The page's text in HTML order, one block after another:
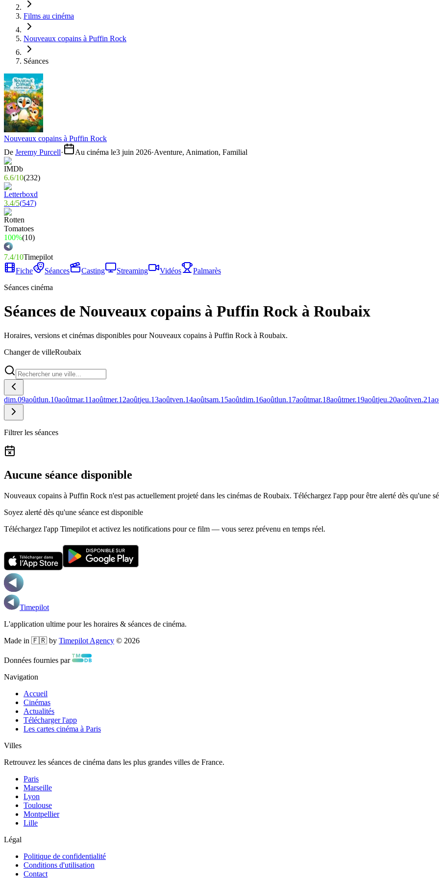
Films au cinéma
Nouveaux copains à Puffin Rock
Séances
Nouveaux copains à Puffin Rock
De Jeremy Purcell· Au cinéma le3 juin 2026·Aventure, Animation, Familial
6.6/10(232)
3.4/5(547)
100%(10)
7.4/10Timepilot
Fiche
Séances Casting Streaming Vidéos
Palmarès
Séances cinéma
Séances de Nouveaux copains à Puffin Rock à Roubaix
Horaires, versions et cinémas disponibles pour Nouveaux copains à Puffin Rock à Roubaix.
Changer de villeRoubaix
dim.09aoûtlun.10aoûtmar.11aoûtmer.12aoûtjeu.13aoûtven.14aoûtsam.15aoûtdim.16aoûtlun.17aoûtmar.18aoûtmer.19aoûtjeu.20aoûtven.21
Filtrer les séances
Aucune séance disponible
Nouveaux copains à Puffin Rock n'est pas actuellement projeté dans les cinémas de Roubaix. Téléchargez l'app pour être alerté dès qu'une
Soyez alerté dès qu'une séance est disponible
Téléchargez l'app Timepilot et activez les notifications pour ce film — vous serez prévenu en temps réel.
Timepilot
L'application ultime pour les horaires & séances de cinéma.
Made in 🇫🇷 by Timepilot Agency © 2026
Données fournies par
Navigation
Accueil
Cinémas
Actualités
Télécharger l'app
Les cartes cinéma à Paris
Villes
Retrouvez les séances de cinéma dans les plus grandes villes de France.
Paris
Marseille
Lyon
Toulouse
Montpellier
Lille
Légal
Politique de confidentialité
Conditions d'utilisation
Contact